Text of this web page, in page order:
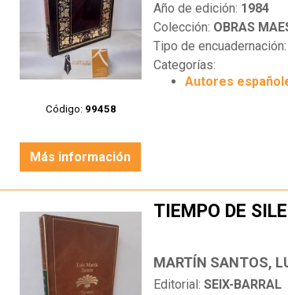
Código: 99458
Año de edición: 1984
Colección: OBRAS
Tipo de
Categorías:
Autores
Más información
TIEMPO DE
MARTÍN SANTOS,
Editorial:SEIX-BARRAL